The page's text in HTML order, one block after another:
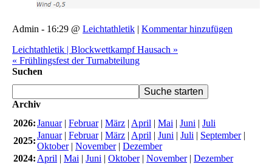
Admin - 16:29 @ Leichtathletik | Kommentar hinzufügen
Leichtathletik | Blockwettkampf Hausach »
« Frühlingsfest der Turnabteilung
Suchen
Archiv
2026:Januar| Februar| März | April | Mai | Juni | Juli
2025:
Januar| Februar| März | April | Juni | Juli | September|
Oktober| November| Dezember
2024: April | Mai | Juni | Oktober| November| Dezember